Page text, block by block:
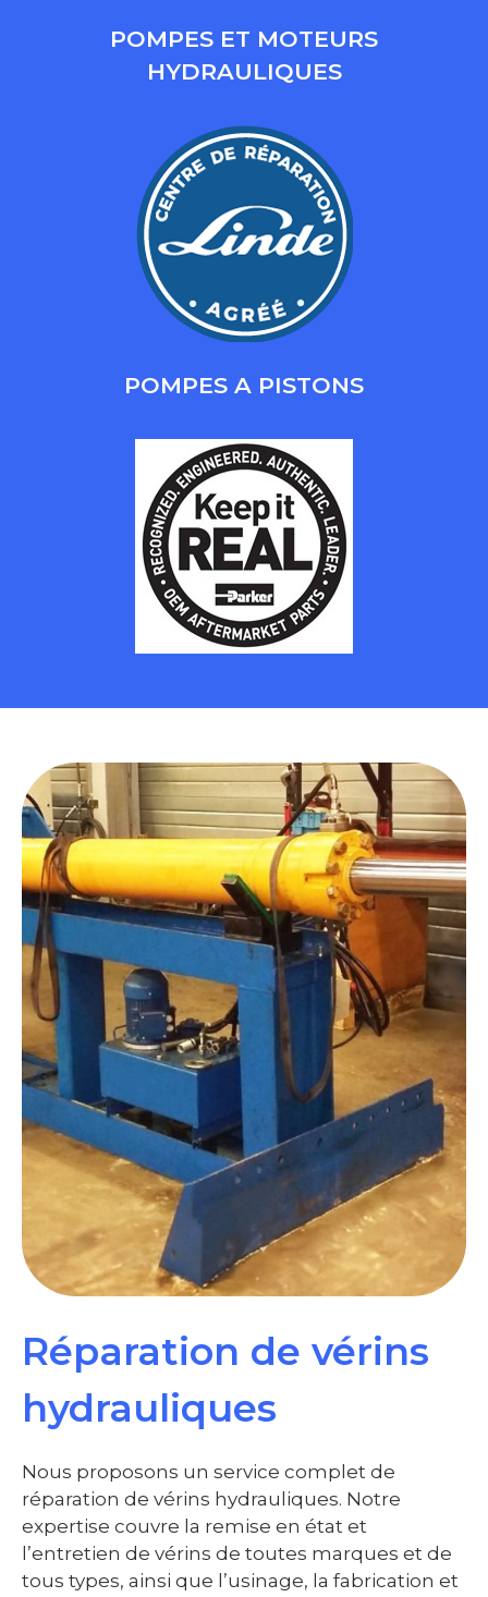
POMPES ET MOTEURS
HYDRAULIQUES
POMPES A PISTONS
Réparation de vérins
hydrauliques
Nous proposons un service complet de
réparation de vérins hydrauliques. Notre
expertise couvre la remise en état et
l’entretien de vérins de toutes marques et de
tous types, ainsi que l’usinage, la fabrication et